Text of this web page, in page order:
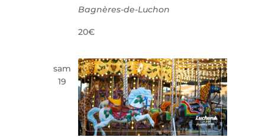
Bagnères-de-Luchon
20€
sam
19